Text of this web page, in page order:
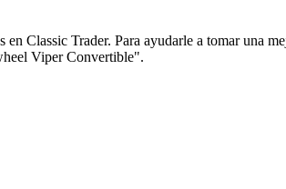
Classic Trader. Para ayudarle a tomar una
Viper Convertible".